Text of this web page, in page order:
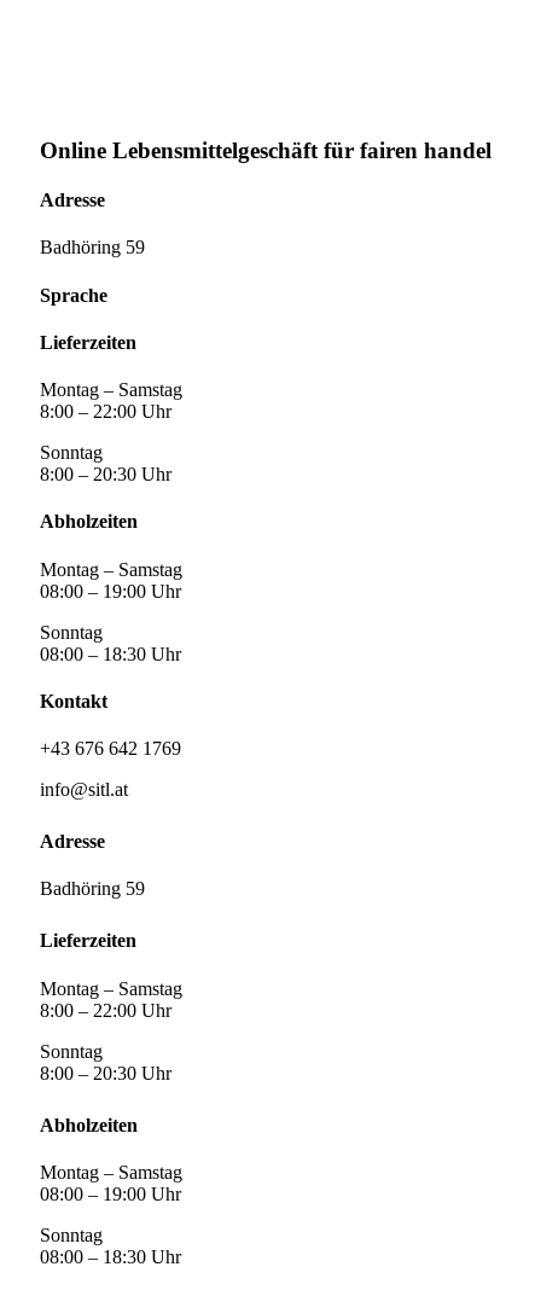
Online Lebensmittelgeschäft für fairen handel
Adresse
Badhöring 59
Sprache
Lieferzeiten
Montag – Samstag
8:00 – 22:00 Uhr
Sonntag
8:00 – 20:30 Uhr
Abholzeiten
Montag – Samstag
08:00 – 19:00 Uhr
Sonntag
08:00 – 18:30 Uhr
Kontakt
+43 676 642 1769
info@sitl.at
Adresse
Badhöring 59
Lieferzeiten
Montag – Samstag
8:00 – 22:00 Uhr
Sonntag
8:00 – 20:30 Uhr
Abholzeiten
Montag – Samstag
08:00 – 19:00 Uhr
Sonntag
08:00 – 18:30 Uhr